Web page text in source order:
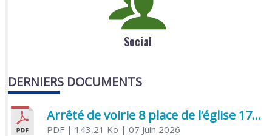
Social
DERNIERS DOCUMENTS
Arrêté de voirie 8 place de l’église 17170 Benon
PDF| 143,21 Ko | 07 Juin 2026